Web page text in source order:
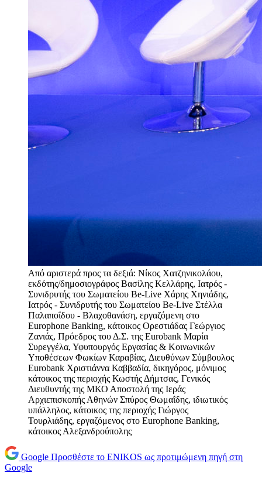
Από αριστερά προς τα δεξιά: Νίκος Χατζηνικολάου,
εκδότης/δημοσιογράφος Βασίλης Κελλάρης, Ιατρός -
Συνιδρυτής του Σωματείου Be-Live Χάρης Χηνιάδης,
Ιατρός - Συνιδρυτής του Σωματείου Be-Live Στέλλα
Παλαποΐδου - Βλαχοθανάση, εργαζόμενη στο
Europhone Banking, κάτοικος Ορεστιάδας Γεώργιος
Ζανιάς, Πρόεδρος του Δ.Σ. της Eurobank Μαρία
Συρεγγέλα, Υφυπουργός Εργασίας & Κοινωνικών
Υποθέσεων Φωκίων Καραβίας, Διευθύνων Σύμβουλος
Eurobank Χριστιάννα Καββαδία, δικηγόρος, μόνιμος
κάτοικος της περιοχής Κωστής Δήμτσας, Γενικός
Διευθυντής της ΜΚΟ Αποστολή της Ιεράς
Αρχιεπισκοπής Αθηνών Σπύρος Θωμαΐδης, ιδιωτικός
υπάλληλος, κάτοικος της περιοχής Γιώργος
Τουρλιάδης, εργαζόμενος στο Europhone Banking,
κάτοικος Αλεξανδρούπολης
Google Προσθέστε το ENIKOS ως προτιμώμενη πηγή στη
Google